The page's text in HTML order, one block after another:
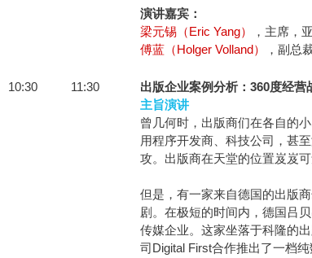
演讲嘉宾：
梁元锡（Eric Yang）
，主席，
傅蓝（Holger Volland）
，副总
10:30 11:30
出版企业案例分析：360度经营
主旨演讲
曾几何时，出版商们在各自的
用程序开发商、科技公司，甚
攻。出版商在天堂的位置岌岌可
但是，有一家来自德国的出版
剧。在极短的时间内，德国吕
传媒企业。这家坐落于科隆的
司Digital First合作推出了一档